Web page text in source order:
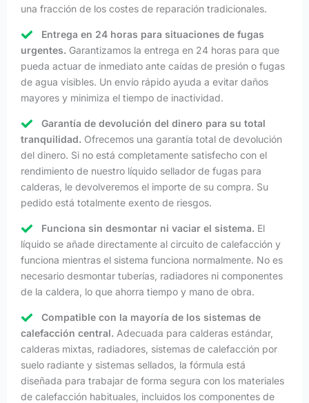
una fracción de los costes de reparación tradicionales.
Entrega en 24 horas para situaciones de fugas
urgentes. Garantizamos la entrega en 24 horas para que
pueda actuar de inmediato ante caídas de presión o fugas
de agua visibles. Un envío rápido ayuda a evitar daños
mayores y minimiza el tiempo de inactividad.
Garantía de devolución del dinero para su total
tranquilidad. Ofrecemos una garantía total de devolución
del dinero. Si no está completamente satisfecho con el
rendimiento de nuestro líquido sellador de fugas para
calderas, le devolveremos el importe de su compra. Su
pedido está totalmente exento de riesgos.
Funciona sin desmontar ni vaciar el sistema. El
líquido se añade directamente al circuito de calefacción y
funciona mientras el sistema funciona normalmente. No es
necesario desmontar tuberías, radiadores ni componentes
de la caldera, lo que ahorra tiempo y mano de obra.
Compatible con la mayoría de los sistemas de
calefacción central. Adecuada para calderas estándar,
calderas mixtas, radiadores, sistemas de calefacción por
suelo radiante y sistemas sellados, la fórmula está
diseñada para trabajar de forma segura con los materiales
de calefacción habituales, incluidos los componentes de